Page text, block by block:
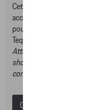
Cet online shop vous présente
accessoires Tequipment, pour
pouvez consulter notre Moteur
Tequipment.
Attention, en cliquant sur le
shop et dans ce catalogue
commander des articles en ligne.
Catalogue Porsche